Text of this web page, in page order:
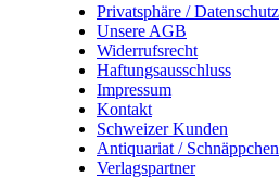
Privatsphäre / Datenschutz
Unsere AGB
Widerrufsrecht
Haftungsausschluss
Impressum
Kontakt
Schweizer Kunden
Antiquariat / Schnäppchen
Verlagspartner